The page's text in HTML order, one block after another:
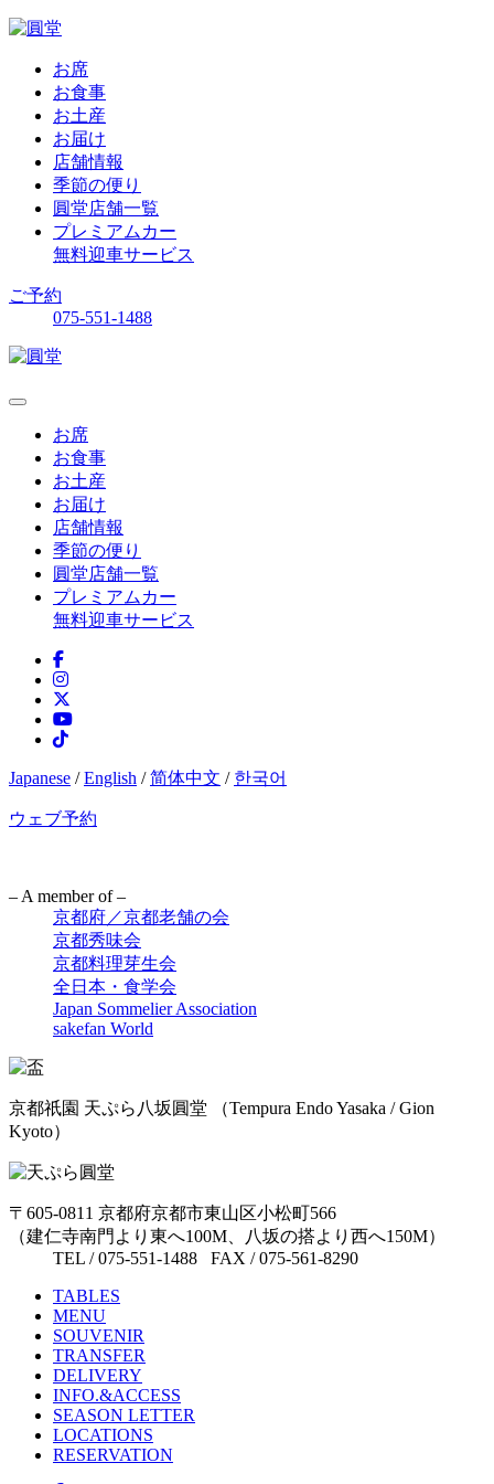
お席
お食事
お土産
お届け
店舗情報
季節の便り
圓堂店舗一覧
プレミアムカー
無料迎車サービス
ご予約
075-551-1488
お席
お食事
お土産
お届け
店舗情報
季節の便り
圓堂店舗一覧
プレミアムカー
無料迎車サービス
Japanese /English /简体中文 / 한국어
ウェブ予約
– A member of –
京都府／京都老舗の会
京都秀味会
京都料理芽生会
全日本・食学会
Japan Sommelier Association
sakefan World
京都祇園 天ぷら八坂圓堂 （Tempura Endo Yasaka / Gion
Kyoto）
〒605-0811 京都府京都市東山区小松町566
（建仁寺南門より東へ100M、八坂の搭より西へ150M）
TEL / 075-551-1488 FAX / 075-561-8290
TABLES
MENU
SOUVENIR
TRANSFER
DELIVERY
INFO.&ACCESS
SEASON LETTER
LOCATIONS
RESERVATION